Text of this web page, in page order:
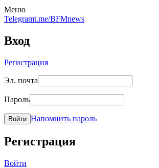
Меню
Telegramt.me/BFMnews
Вход
Регистрация
Эл. почта
Пароль
Войти Напомнить пароль
Регистрация
Войти